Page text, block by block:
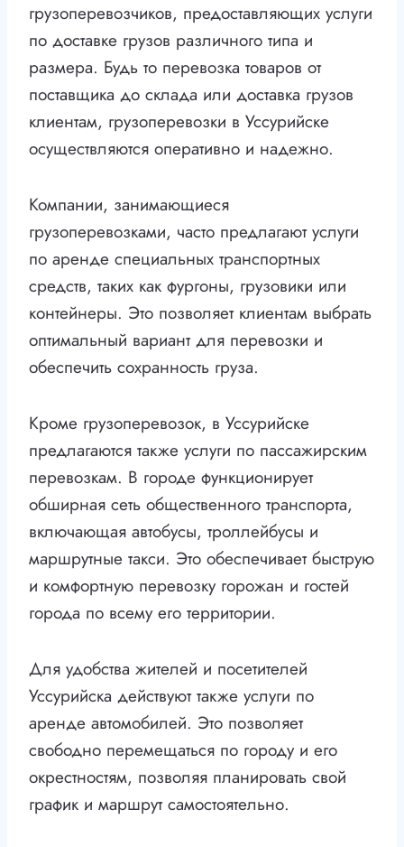
грузоперевозчиков, предоставляющих услуги
по доставке грузов различного типа и
размера. Будь то перевозка товаров от
поставщика до склада или доставка грузов
клиентам, грузоперевозки в Уссурийске
осуществляются оперативно и надежно.
Компании, занимающиеся
грузоперевозками, часто предлагают услуги
по аренде специальных транспортных
средств, таких как фургоны, грузовики или
контейнеры. Это позволяет клиентам выбрать
оптимальный вариант для перевозки и
обеспечить сохранность груза.
Кроме грузоперевозок, в Уссурийске
предлагаются также услуги по пассажирским
перевозкам. В городе функционирует
обширная сеть общественного транспорта,
включающая автобусы, троллейбусы и
маршрутные такси. Это обеспечивает быструю
и комфортную перевозку горожан и гостей
города по всему его территории.
Для удобства жителей и посетителей
Уссурийска действуют также услуги по
аренде автомобилей. Это позволяет
свободно перемещаться по городу и его
окрестностям, позволяя планировать свой
график и маршрут самостоятельно.